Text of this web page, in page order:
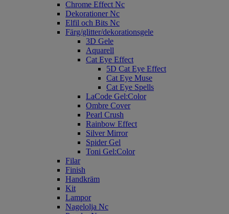
Chrome Effect Nc
Dekorationer Nc
Elfil och Bits Nc
Färg/glitter/dekorationsgele
3D Gele
Aquarell
Cat Eye Effect
5D Cat Eye Effect
Cat Eye Muse
Cat Eye Spells
LaCode Gel:Color
Ombre Cover
Pearl Crush
Rainbow Effect
Silver Mirror
Spider Gel
Toni Gel:Color
Filar
Finish
Handkräm
Kit
Lampor
Nagelolja Nc